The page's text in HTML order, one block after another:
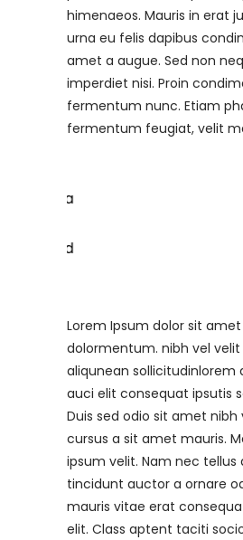
himenaeos. Mauris in erat
urna eu felis dapibus
amet a augue. Sed non
imperdiet nisi. Proin
fermentum nunc. Etiam
fermentum feugiat, velit
Lorem Ipsum dolor sit
dolormentum. nibh vel
aliqunean sollicitudinlorem
auci elit consequat ipsutis
Duis sed odio sit amet
cursus a sit amet mauris.
ipsum velit. Nam nec tellus
tincidunt auctor a ornare
mauris vitae erat
elit. Class aptent taciti